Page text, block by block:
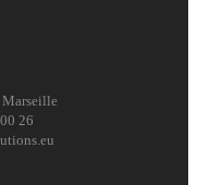
Marseille
26